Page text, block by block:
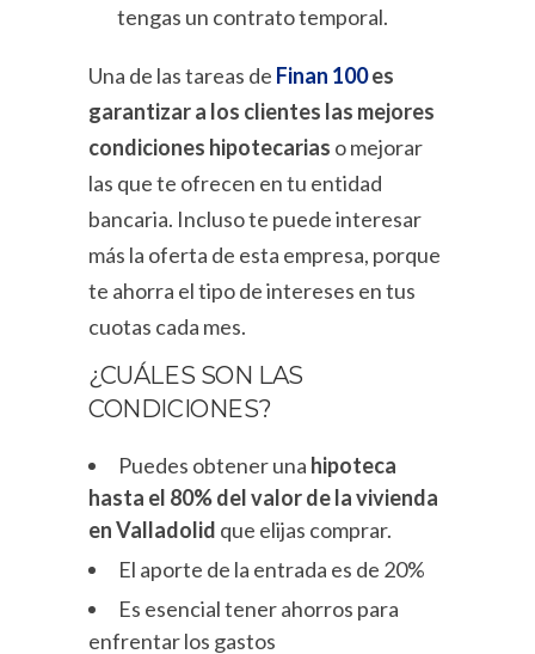
tengas un contrato temporal.
Una de las tareas de Finan 100es
garantizar a los clientes las mejores
condiciones hipotecarias o mejorar
las que te ofrecen en tu entidad
bancaria. Incluso te puede interesar
más la oferta de esta empresa, porque
te ahorra el tipo de intereses en tus
cuotas cada mes.
¿CUÁLES SON LAS
CONDICIONES?
Puedes obtener una hipoteca
hasta el 80% del valor de la vivienda
en Valladolid que elijas comprar.
El aporte de la entrada es de 20%
Es esencial tener ahorros para
enfrentar los gastos